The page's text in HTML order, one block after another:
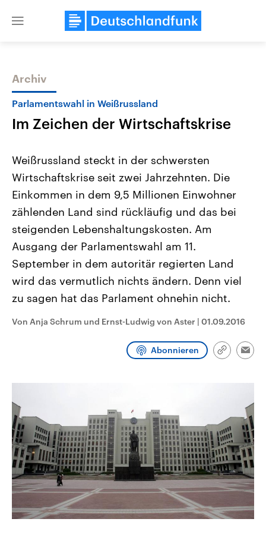
Close
Themen
Landtagswahl Sachsen-Anhalt
2026
Alle Informationen
Sachsen-Anhalt wählt am 6.
September 2026 einen neuen
Landtag. Seit 2021 wird das
Bundesland von einer Koalition aus
Umfragen, Prognosen,
Wahlprogramme, aktuelle Berichte
und Hintergründe zu den Parteien
Wahl.
USA
Aktuelle Beiträge,
Hintergründe
Wirtschaftlich und
gehören die Vereinigten
mit großem Einfluss auf
Sendungen Programm Podcasts
Archiv
Parlamentswahl in Weißrussland
Im Zeichen der Wirtschaftskrise
Weißrussland steckt in der schwersten
Wirtschaftskrise seit zwei Jahrzehnten. Die
Einkommen in dem 9,5 Millionen Einwohner
zählenden Land sind rückläufig und das bei
steigenden Lebenshaltungskosten. Am
Ausgang der Parlamentswahl am 11.
September in dem autoritär regierten Land
wird das vermutlich nichts ändern. Denn viel
zu sagen hat das Parlament ohnehin nicht.
Von Anja Schrum und Ernst-Ludwig von Aster | 01.09.2016
Abonnieren
Link